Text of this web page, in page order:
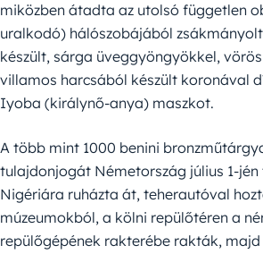
miközben átadta az utolsó független
uralkodó) hálószobájából
készült, sárga üveggyöngyökkel,
villamos harcsából készült koronával
Iyoba (királynő-anya) maszkot.
A több mint 1000 benini
tulajdonjogát Németország július 1-jén
Nigériára ruházta át, teherautóval
múzeumokból, a kölni repülőtéren a
repülőgépének rakterébe rakták,